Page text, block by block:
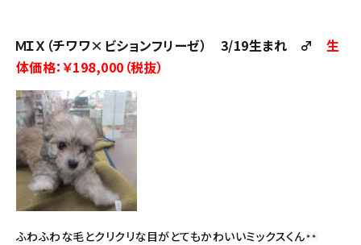
ＭＩＸ（チワワ×ビションフリーゼ） 3/19生まれ ♂生
体価格：￥198,000（税抜）
ふわふわな毛とクリクリな目がとてもかわいいミックスくん